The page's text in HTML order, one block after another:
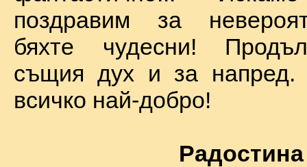
поздравим за
бяхте чудесни!
същия дух и за
всичко най-добро!